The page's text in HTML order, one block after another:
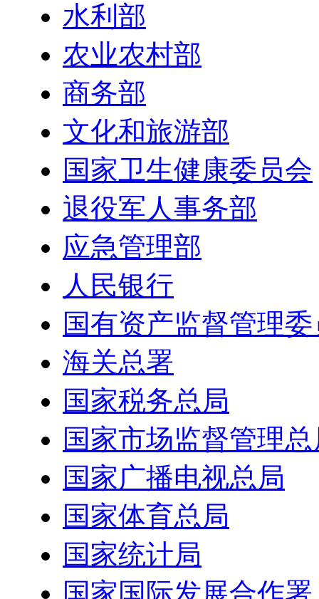
水利部
农业农村部
商务部
文化和旅游部
国家卫生健康委员会
退役军人事务部
应急管理部
人民银行
国有资产监督管理
海关总署
国家税务总局
国家市场监督管理
国家广播电视总局
国家体育总局
国家统计局